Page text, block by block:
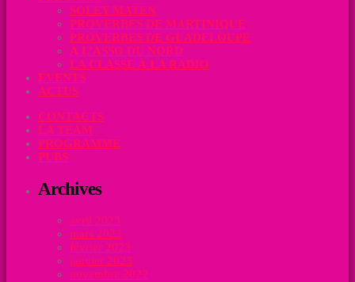
SOLEY MATEN
PROVERBES DE MARTINIQUE
PROVERBES DE GUADELOUPE
À L’ASSO DU NORD
LA CLASSE À LA RADIO
EVENTS
ACTUS
CONTACTS
LA TEAM
PROGRAMME
PUBS
Archives
avril 2023
mars 2023
février 2023
janvier 2023
novembre 2022